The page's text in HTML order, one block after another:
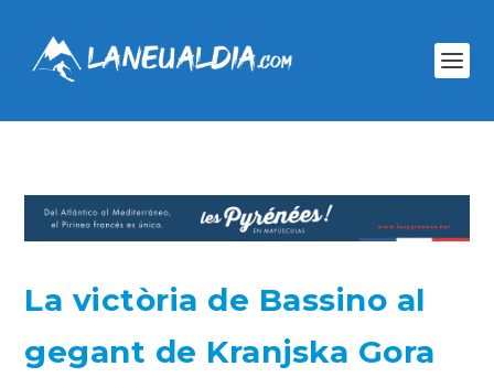
La victòria de Bassino al
gegant de Kranjska Gora